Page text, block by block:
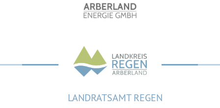
LANDRATSAMT REGEN